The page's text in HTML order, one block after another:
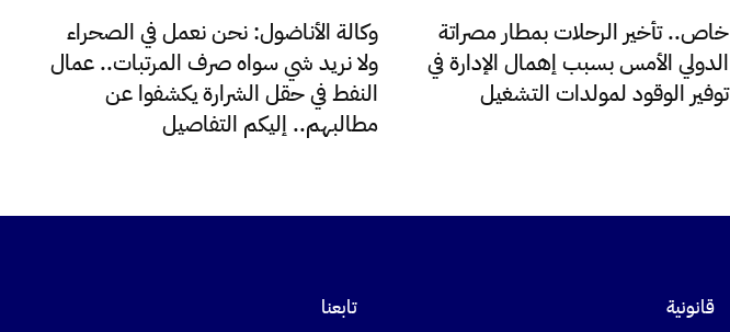
خاص.. تأخير الرحلات بمطار مصراتة
الدولي الأمس بسبب إهمال الإدارة في
توفير الوقود لمولدات التشغيل
وكالة الأناضول: نحن نعمل في الصحراء
ولا نريد شي سواه صرف المرتبات.. عمال
النفط في حقل الشرارة يكشفوا عن
مطالبهم.. إليكم التفاصيل
قانونية تابعنا